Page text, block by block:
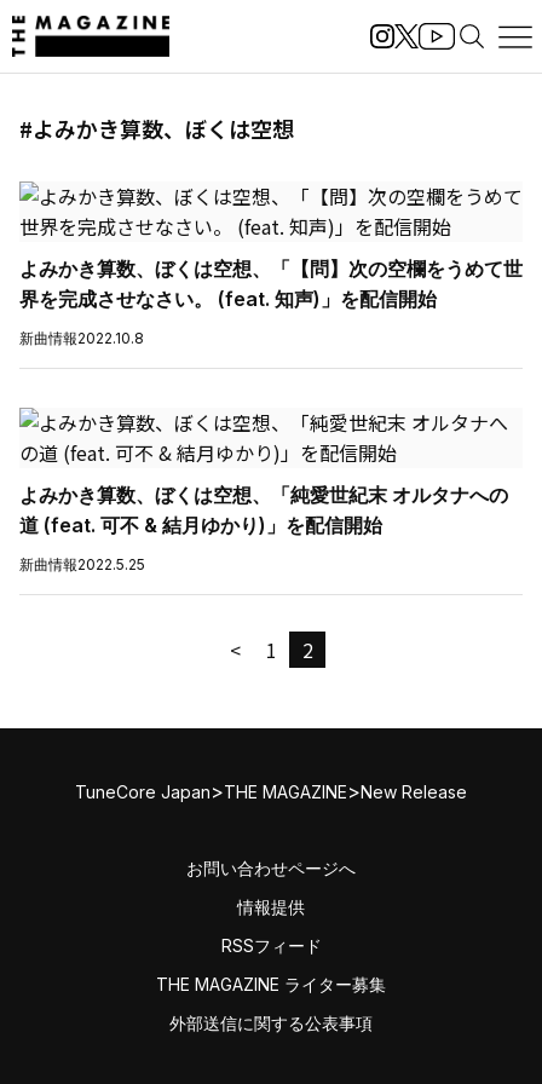
#よみかき算数、ぼくは空想
よみかき算数、ぼくは空想、「【問】次の空欄をうめて世
界を完成させなさい。 (feat. 知声)」を配信開始
新曲情報2022.10.8
よみかき算数、ぼくは空想、「純愛世紀末 オルタナへの
道 (feat. 可不 & 結月ゆかり)」を配信開始
新曲情報2022.5.25
< 1 2
TuneCore Japan>THE MAGAZINE>New Release
お問い合わせページへ
情報提供
RSSフィード
THE MAGAZINE ライター募集
外部送信に関する公表事項